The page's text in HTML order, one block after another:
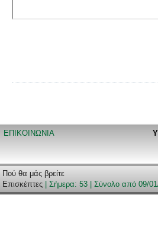
ΕΠΙΚΟΙΝΩΝΙΑ
Πού θα μάς βρείτε
Επισκέπτες | Σήμερα: 53 | Σύνολο από 09/